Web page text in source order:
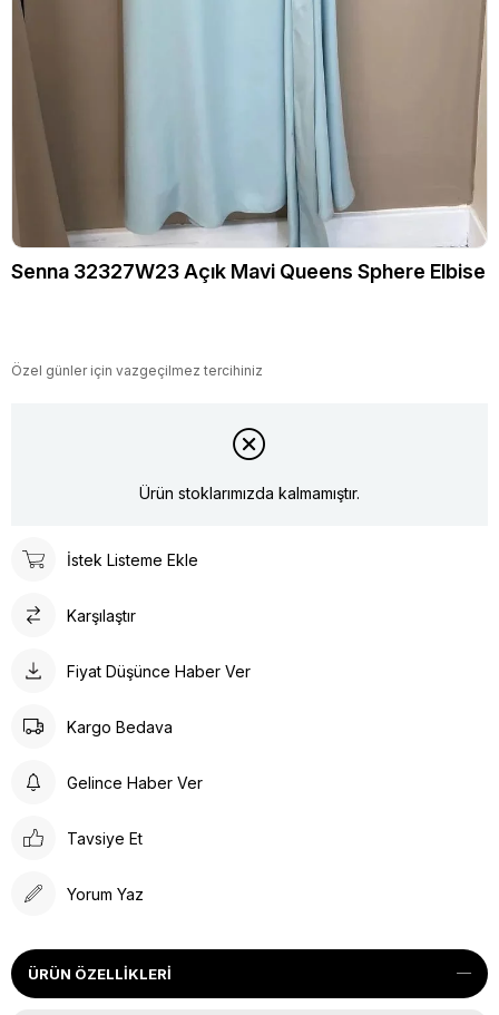
Senna 32327W23 Açık Mavi Queens Sphere Elbise
Özel günler için vazgeçilmez tercihiniz
Ürün stoklarımızda kalmamıştır.
İstek Listeme Ekle
Karşılaştır
Fiyat Düşünce Haber Ver
Kargo Bedava
Gelince Haber Ver
Tavsiye Et
Yorum Yaz
ÜRÜN ÖZELLIKLERI